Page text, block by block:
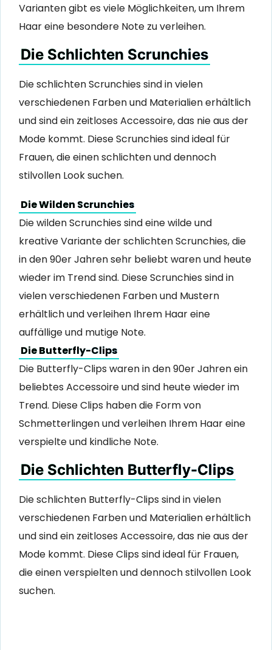
Varianten gibt es viele Möglichkeiten, um Ihrem
Haar eine besondere Note zu verleihen.
Die Schlichten Scrunchies
Die schlichten Scrunchies sind in vielen
verschiedenen Farben und Materialien erhältlich
und sind ein zeitloses Accessoire, das nie aus der
Mode kommt. Diese Scrunchies sind ideal für
Frauen, die einen schlichten und dennoch
stilvollen Look suchen.
Die Wilden Scrunchies
Die wilden Scrunchies sind eine wilde und
kreative Variante der schlichten Scrunchies, die
in den 90er Jahren sehr beliebt waren und heute
wieder im Trend sind. Diese Scrunchies sind in
vielen verschiedenen Farben und Mustern
erhältlich und verleihen Ihrem Haar eine
auffällige und mutige Note.
Die Butterfly-Clips
Die Butterfly-Clips waren in den 90er Jahren ein
beliebtes Accessoire und sind heute wieder im
Trend. Diese Clips haben die Form von
Schmetterlingen und verleihen Ihrem Haar eine
verspielte und kindliche Note.
Die Schlichten Butterfly-Clips
Die schlichten Butterfly-Clips sind in vielen
verschiedenen Farben und Materialien erhältlich
und sind ein zeitloses Accessoire, das nie aus der
Mode kommt. Diese Clips sind ideal für Frauen,
die einen verspielten und dennoch stilvollen Look
suchen.